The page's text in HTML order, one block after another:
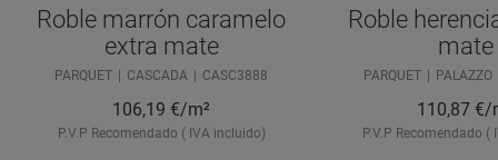
Roble marrón caramelo
extra mate
PARQUET CASCADA CASC3888
106,19 €/m²
P.V.P Recomendado ( IVA incluido)
Roble
mate
PARQUET PALAZZO
110,87 €/
P.V.P Recomendado (